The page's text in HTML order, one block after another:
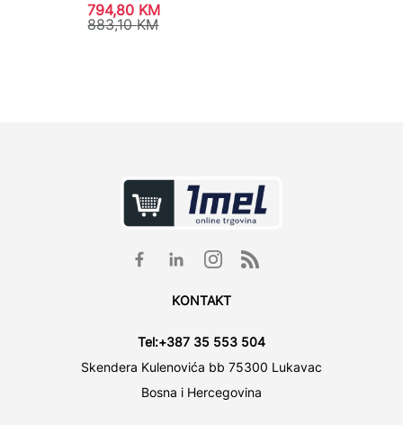
794,80 KM
883,10KM
KONTAKT
Tel:+387 35 553 504
Skendera Kulenovića bb 75300 Lukavac
Bosna i Hercegovina